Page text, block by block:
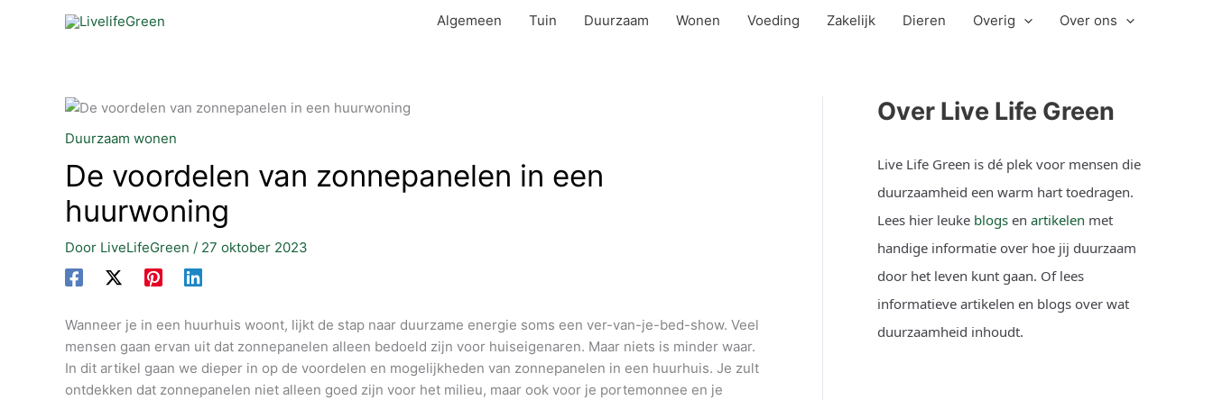
Algemeen Tuin Duurzaam Wonen Voeding Zakelijk Dieren Overig Over ons
Duurzaam wonen
De voordelen van zonnepanelen in een
huurwoning
Door LiveLifeGreen / 27 oktober 2023
Wanneer je in een huurhuis woont, lijkt de stap naar duurzame energie soms een ver-van-je-bed-show. Veel
mensen gaan ervan uit dat zonnepanelen alleen bedoeld zijn voor huiseigenaren. Maar niets is minder waar.
In dit artikel gaan we dieper in op de voordelen en mogelijkheden van zonnepanelen in een huurhuis. Je zult
ontdekken dat zonnepanelen niet alleen goed zijn voor het milieu, maar ook voor je portemonnee en je
Over Live Life Green
Live Life Green is dé plek voor mensen die
duurzaamheid een warm hart toedragen.
Lees hier leuke blogs en artikelen met
handige informatie over hoe jij duurzaam
door het leven kunt gaan. Of lees
informatieve artikelen en blogs over wat
duurzaamheid inhoudt.